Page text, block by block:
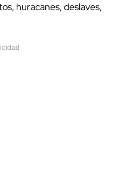
huracanes, deslaves,